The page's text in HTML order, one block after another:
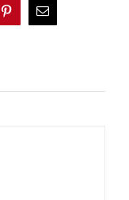
PinterestEmail